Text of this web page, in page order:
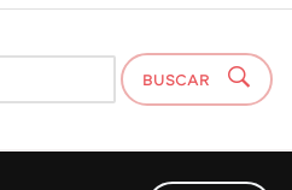
BUSCAR